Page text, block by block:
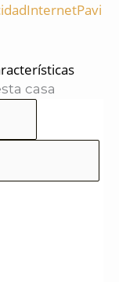
InternetPavi
casa